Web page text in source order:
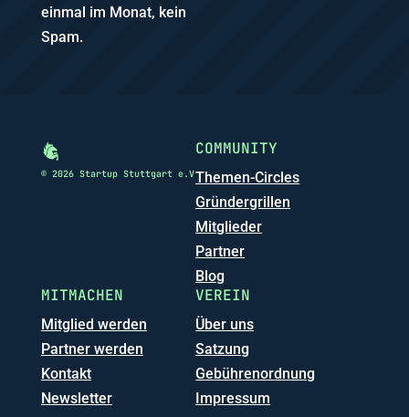
einmal im Monat, kein
Spam.
© 2026 Startup Stuttgart e.V
COMMUNITY
Themen-Circles
Gründergrillen
Mitglieder
Partner
Blog
MITMACHEN
Mitglied werden
Partner werden
Kontakt
Newsletter
VEREIN
Über uns
Satzung
Gebührenordnung
Impressum